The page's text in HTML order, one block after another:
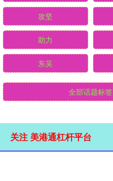
攻坚
助力
东吴
全部话题标签
关注 美港通杠杆平台